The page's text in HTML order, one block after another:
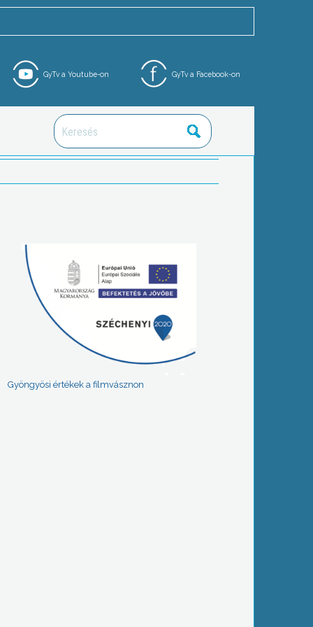
GyTv a Facebook-on
GyTv a Youtube-on
Gyöngyösi értékek a filmvásznon